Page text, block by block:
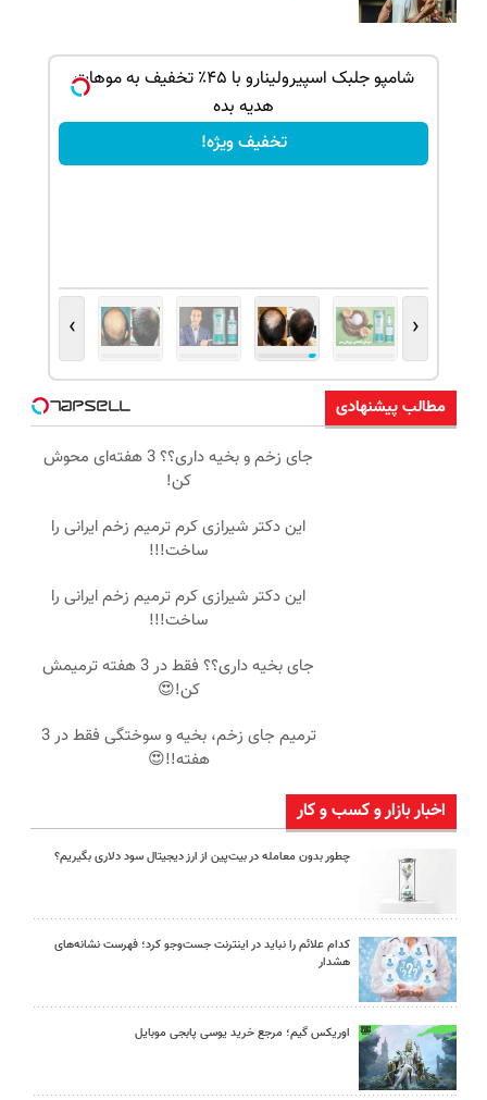
شامپو جلبک اسپیرولینارو با ۴۵٪ تخفیف به موهات
هدیه بده
تخفیف ویژه!
‹
›
مطالب پیشنهادی
جای زخم و بخیه داری؟؟ 3 هفته‌ای محوش
کن!
این دکتر شیرازی کرم ترمیم زخم ایرانی را
ساخت!!!
این دکتر شیرازی کرم ترمیم زخم ایرانی را
ساخت!!!
جای بخیه داری؟؟ فقط در 3 هفته ترمیمش
کن!😍
ترمیم جای زخم، بخیه و سوختگی فقط در 3
هفته!!😍
اخبار بازار و کسب و کار
چطور بدون معامله در بیت‌پین از ارز دیجیتال سود دلاری بگیریم؟
کدام علائم را نباید در اینترنت جست‌وجو کرد؛ فهرست نشانه‌های
هشدار
اوریکس گیم؛ مرجع خرید یوسی پابجی موبایل